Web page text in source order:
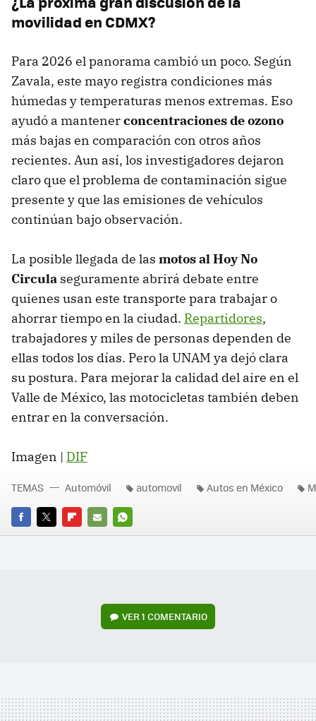
movilidad en CDMX?
Para 2026 el panorama cambió un poco. Según
Zavala, este mayo registra condiciones más
húmedas y temperaturas menos extremas. Eso
ayudó a mantenerconcentraciones de ozono
más bajas en comparación con otros años
recientes. Aun así, los investigadores dejaron
claro que el problema de contaminación sigue
presente y que las emisiones de vehículos
continúan bajo observación.
La posible llegada de las motos al Hoy No
Circula seguramente abrirá debate entre
quienes usan este transporte para trabajar o
ahorrar tiempo en la ciudad. Repartidores,
trabajadores y miles de personas dependen de
ellas todos los días. Pero la UNAM ya dejó clara
su postura. Para mejorar la calidad del aire en el
Valle de México, las motocicletas también deben
entrar en la conversación.
Imagen | DIF
FACEBOOK
TWITTERFLIPBOARD
E-
WHATSAPP
TEMAS Automóvil automovil Autos en México
VER1 COMENTARIO